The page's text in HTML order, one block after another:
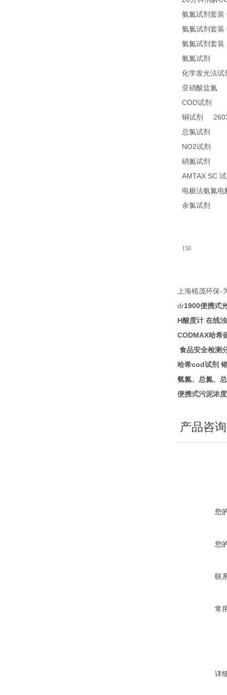
氨氮试剂套装
氨氮试剂套装
氨氮试剂套装
氨氮试剂
化学发光法试
亚硝酸盐氮
COD试剂
铜试剂
总氯试剂
NO2试剂
硝氮试剂
AMTAX SC
电极法氨氮电
余氯试剂
150
上海植茂环保-
dr1900便携式
H酸度计 在线
CODMAX哈希
食品安全检测
哈希cod试剂
氨氮、总氮、
便携式污泥浓
产品咨询
您
您
联
常
详